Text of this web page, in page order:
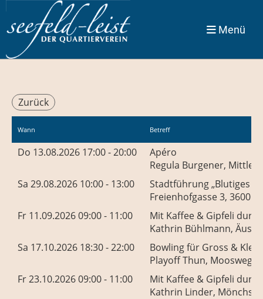
Menü
Zurück
Wann Betreff
Do 13.08.2026 17:00 - 20:00
Apéro
Regula Burgener,
Sa 29.08.2026 10:00 - 13:00
Stadtführung „Blutiges
Freienhofgasse 3, 3600
Fr 11.09.2026 09:00 - 11:00
Mit Kaffee & Gipfeli
Kathrin Bühlmann,
Sa 17.10.2026 18:30 - 22:00
Bowling für Gross & Klein
Playoff Thun, Moosweg
Fr 23.10.2026 09:00 - 11:00
Mit Kaffee & Gipfeli
Kathrin Linder,